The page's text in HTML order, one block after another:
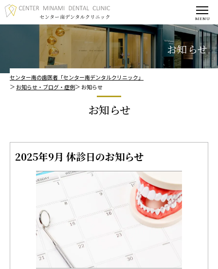
お知らせ
センター南の歯医者「センター南デンタルクリニック」
お知らせ・ブログ・症例
お知らせ
お知らせ
2025年9月 休診日のお知らせ